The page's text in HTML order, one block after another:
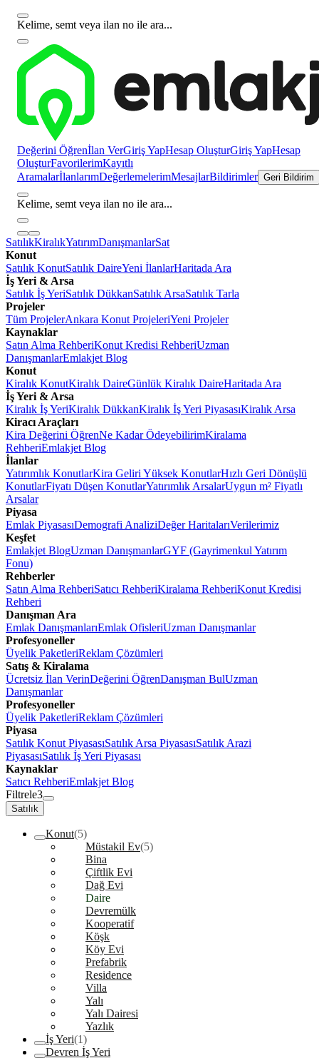
Kelime, semt veya ilan no ile ara...
Değerini Öğrenİlan VerGiriş YapHesap OluşturGiriş YapHesap
OluşturFavorilerimKayıtlı
AramalarİlanlarımDeğerlemelerimMesajlarBildirimler Geri Bildirim
Kelime, semt veya ilan no ile ara...
SatılıkKiralıkYatırımDanışmanlarSat
Konut
Satılık KonutSatılık DaireYeni İlanlarHaritada Ara
İş Yeri & Arsa
Satılık İş YeriSatılık DükkanSatılık ArsaSatılık Tarla
Projeler
Tüm ProjelerAnkara Konut ProjeleriYeni Projeler
Kaynaklar
Satın Alma RehberiKonut Kredisi RehberiUzman
DanışmanlarEmlakjet Blog
Konut
Kiralık KonutKiralık DaireGünlük Kiralık DaireHaritada Ara
İş Yeri & Arsa
Kiralık İş YeriKiralık DükkanKiralık İş Yeri PiyasasıKiralık Arsa
Kiracı Araçları
Kira Değerini ÖğrenNe Kadar ÖdeyebilirimKiralama
RehberiEmlakjet Blog
İlanlar
Yatırımlık KonutlarKira Geliri Yüksek KonutlarHızlı Geri Dönüşlü
KonutlarFiyatı Düşen KonutlarYatırımlık ArsalarUygun m² Fiyatlı
Arsalar
Piyasa
Emlak PiyasasıDemografi AnaliziDeğer HaritalarıVerilerimiz
Keşfet
Emlakjet BlogUzman DanışmanlarGYF (Gayrimenkul Yatırım
Fonu)
Rehberler
Satın Alma RehberiSatıcı RehberiKiralama RehberiKonut Kredisi
Rehberi
Danışman Ara
Emlak DanışmanlarıEmlak OfisleriUzman Danışmanlar
Profesyoneller
Üyelik PaketleriReklam Çözümleri
Satış & Kiralama
Ücretsiz İlan VerinDeğerini ÖğrenDanışman BulUzman
Danışmanlar
Profesyoneller
Üyelik PaketleriReklam Çözümleri
Piyasa
Satılık Konut PiyasasıSatılık Arsa PiyasasıSatılık Arazi
PiyasasıSatılık İş Yeri Piyasası
Kaynaklar
Satıcı RehberiEmlakjet Blog
Filtrele3
Satılık
Konut(5)
Müstakil Ev(5)
Bina
Çiftlik Evi
Dağ Evi
Daire
Devremülk
Kooperatif
Köşk
Köy Evi
Prefabrik
Residence
Villa
Yalı
Yalı Dairesi
Yazlık
İş Yeri(1)
Devren İş Yeri